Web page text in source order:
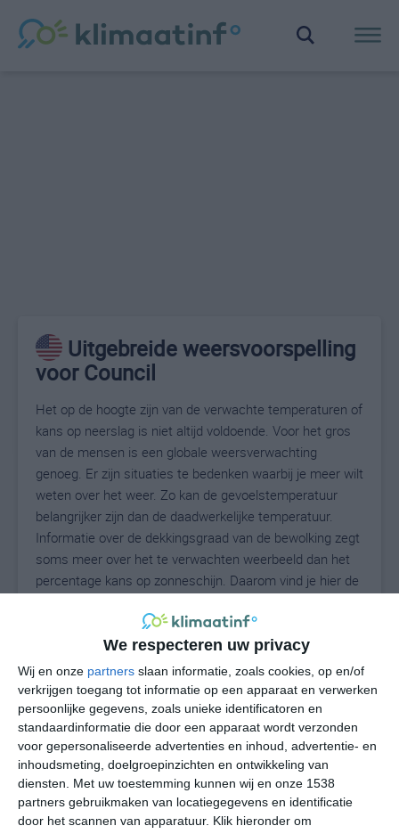
We respecteren uw privacy
Wij en onze partners slaan informatie, zoals cookies, op en/of
verkrijgen toegang tot informatie op een apparaat en verwerken
persoonlijke gegevens, zoals unieke identificatoren en
standaardinformatie die door een apparaat wordt verzonden
voor gepersonaliseerde advertenties en inhoud, advertentie- en
inhoudsmeting, doelgroepinzichten en ontwikkeling van
diensten.
Met uw toestemming kunnen wij en onze 1538
partners gebruikmaken van locatiegegevens en identificatie
door het scannen van apparatuur. Klik hieronder om
Uitgebreide weersvoorspelling
voor Council
Het op de hoogte zijn van de verwachte temperaturen of
kans op neerslag is niet altijd voldoende. Voor het gros
van de mensen is een globale weersverwachting
genoeg. Er zijn situaties te bedenken waarbij je meer wilt
weten over het weer. Zo kan de gevoelstemperatuur
belangrijker zijn dan de daadwerkelijke temperatuur.
Informatie over de dekkingsgraad van de bewolking zegt
soms meer over het te verwachten weerbeeld dan het
percentage kans op zonneschijn. Daarom vind je hier de
27°C
do vr za zo